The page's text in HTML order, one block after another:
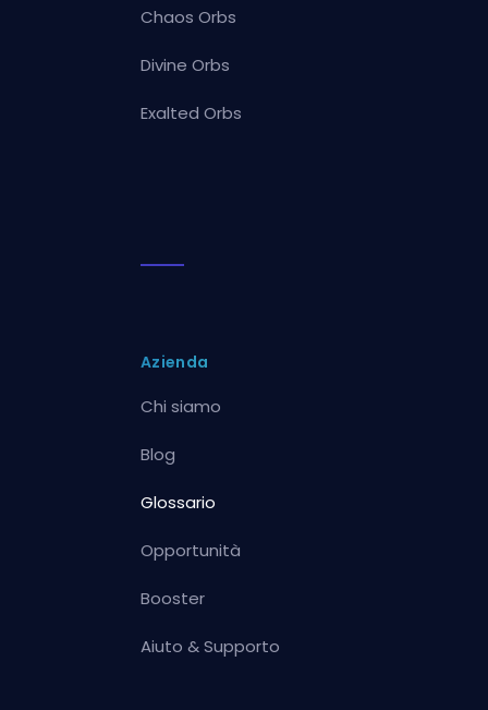
Chaos Orbs
Divine Orbs
Exalted Orbs
Azienda
Chi siamo
Blog
Glossario
Opportunità
Booster
Aiuto & Supporto